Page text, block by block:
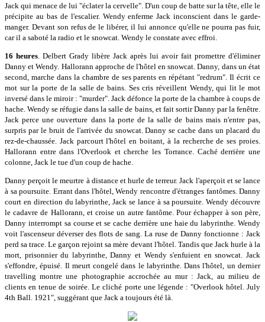
Jack qui menace de lui "éclater la cervelle". D'un coup de batte sur la tête, elle le
précipite au bas de l'escalier. Wendy enferme Jack inconscient dans le garde-
manger. Devant son refus de le libérer, il lui annonce qu'elle ne pourra pas fuir,
car il a saboté la radio et le snowcat. Wendy le constate avec effroi.
16 heures . Delbert Grady libère Jack après lui avoir fait promettre d'éliminer
Danny et Wendy. Hallorann approche de l'hôtel en snowcat. Danny, dans un état
second, marche dans la chambre de ses parents en répétant "redrum". Il écrit ce
mot sur la porte de la salle de bains. Ses cris réveillent Wendy, qui lit le mot
inversé dans le miroir : "murder". Jack défonce la porte de la chambre à coups de
hache. Wendy se réfugie dans la salle de bains, et fait sortir Danny par la fenêtre.
Jack perce une ouverture dans la porte de la salle de bains mais n'entre pas,
surpris par le bruit de l'arrivée du snowcat. Danny se cache dans un placard du
rez-de-chaussée. Jack parcourt l'hôtel en boitant, à la recherche de ses proies.
Hallorann entre dans l'Overlook et cherche les Torrance. Caché derrière une
colonne, Jack le tue d'un coup de hache.
Danny perçoit le meurtre à distance et hurle de terreur. Jack l'aperçoit et se lance
à sa poursuite. Errant dans l'hôtel, Wendy rencontre d'étranges fantômes. Danny
court en direction du labyrinthe, Jack se lance à sa poursuite. Wendy découvre
le cadavre de Hallorann, et croise un autre fantôme. Pour échapper à son père,
Danny interrompt sa course et se cache derrière une haie du labyrinthe. Wendy
voit l'ascenseur déverser des flots de sang. La ruse de Danny fonctionne : Jack
perd sa trace. Le garçon rejoint sa mère devant l'hôtel. Tandis que Jack hurle à la
mort, prisonnier du labyrinthe, Danny et Wendy s'enfuient en snowcat. Jack
s'effondre, épuisé. Il meurt congelé dans le labyrinthe. Dans l'hôtel, un dernier
travelling montre une photographie accrochée au mur : Jack, au milieu de
clients en tenue de soirée. Le cliché porte une légende : "Overlook hôtel. July
4th Ball. 1921", suggérant que Jack a toujours été là.